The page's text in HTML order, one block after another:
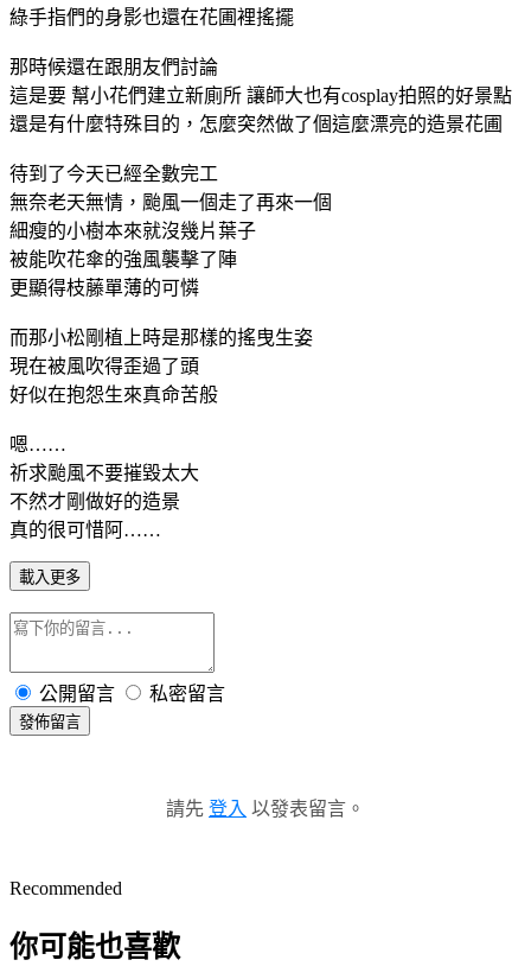
綠手指們的身影也還在花圃裡搖擺
那時候還在跟朋友們討論
這是要 幫小花們建立新廁所 讓師大也有cosplay拍照的好景點
還是有什麼特殊目的，怎麼突然做了個這麼漂亮的造景花圃
待到了今天已經全數完工
無奈老天無情，颱風一個走了再來一個
細瘦的小樹本來就沒幾片葉子
被能吹花傘的強風襲擊了陣
更顯得枝藤單薄的可憐
而那小松剛植上時是那樣的搖曳生姿
現在被風吹得歪過了頭
好似在抱怨生來真命苦般
嗯……
祈求颱風不要摧毀太大
不然才剛做好的造景
真的很可惜阿……
載入更多
公開留言 私密留言
發佈留言
請先 登入 以發表留言。
Recommended
你可能也喜歡